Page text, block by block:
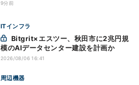
9分前
ITインフラ
模のAIデータセンター建設を計画か
2026/08/06 16:41
周辺機器